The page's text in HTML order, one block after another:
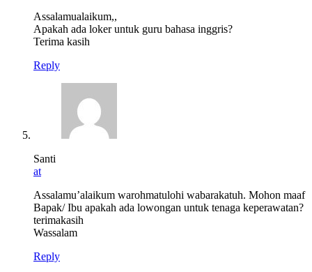
Assalamualaikum,,
Apakah ada loker untuk guru bahasa inggris?
Terima kasih
Reply
Santi
at
Assalamu’alaikum warohmatulohi wabarakatuh. Mohon maaf
Bapak/ Ibu apakah ada lowongan untuk tenaga keperawatan?
terimakasih
Wassalam
Reply